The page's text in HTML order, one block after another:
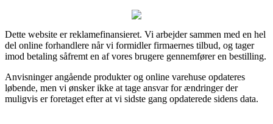
Dette website er reklamefinansieret. Vi arbejder sammen med en hel
del online forhandlere når vi formidler firmaernes tilbud, og tager
imod betaling såfremt en af vores brugere gennemfører en bestilling.
Anvisninger angående produkter og online varehuse opdateres
løbende, men vi ønsker ikke at tage ansvar for ændringer der
muligvis er foretaget efter at vi sidste gang opdaterede sidens data.